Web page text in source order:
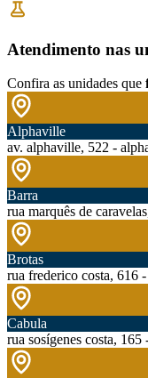
Atendimento nas
Confira as unidades que
Alphaville
av. alphaville, 522 -
Barra
rua marquês de
Brotas
rua frederico costa, 616
Cabula
rua sosígenes costa, 165